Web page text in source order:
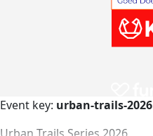
Event key: urban-trails-2026